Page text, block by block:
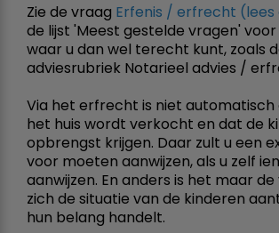
Zie de vraag Erfenis / erfrecht
de lijst 'Meest gestelde vragen'
waar u dan wel terecht kunt, zoals
adviesrubriek Notarieel advies /
Via het erfrecht is niet
het huis wordt verkocht en dat de
opbrengst krijgen. Daar zult u een
voor moeten aanwijzen, als u zelf
aanwijzen. En anders is het maar
zich de situatie van de kinderen
hun belang handelt.